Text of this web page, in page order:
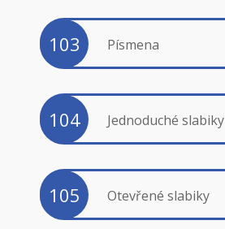
103 Písmena
104 Jednoduché slabiky
105 Otevřené slabiky